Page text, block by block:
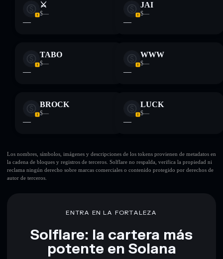
⚔
$—
—
JAI
$—
—
TABO
$—
—
WWW
$—
—
BROCK
$—
—
LUCK
$—
—
Los nombres, símbolos, imágenes y descripciones de los tokens provienen de metadatos en
la cadena de bloques y registros de terceros. Solflare no respalda, verifica la propiedad ni
reclama ningún derecho sobre marcas comerciales o contenido protegido por derechos de
autor de terceros.
ENTRA EN LA FORTALEZA
Solflare: la cartera más
potente en Solana